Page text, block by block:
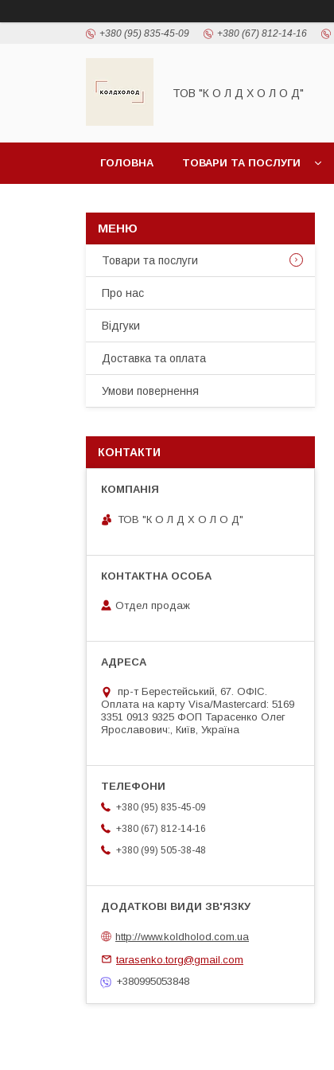
+380 (95) 835-45-09 +380 (67) 812-14-16
ТОВ "К О Л Д Х О Л О Д"
ГОЛОВНА ТОВАРИ ТА ПОСЛУГИ
Товари та послуги
Про нас
Відгуки
Доставка та оплата
Умови повернення
КОНТАКТИ
ТОВ "К О Л Д Х О Л О Д"
Отдел продаж
пр-т Берестейський, 67. ОФІС.
Оплата на карту Visa/Mastercard: 5169
3351 0913 9325 ФОП Тарасенко Олег
Ярославович:, Київ, Україна
+380 (95) 835-45-09
+380 (67) 812-14-16
+380 (99) 505-38-48
http://www.koldholod.com.ua
tarasenko.torg@gmail.com
+380995053848